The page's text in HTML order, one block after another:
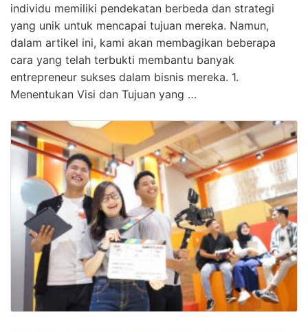
individu memiliki pendekatan berbeda dan strategi
yang unik untuk mencapai tujuan mereka. Namun,
dalam artikel ini, kami akan membagikan beberapa
cara yang telah terbukti membantu banyak
entrepreneur sukses dalam bisnis mereka. 1.
Menentukan Visi dan Tujuan yang …